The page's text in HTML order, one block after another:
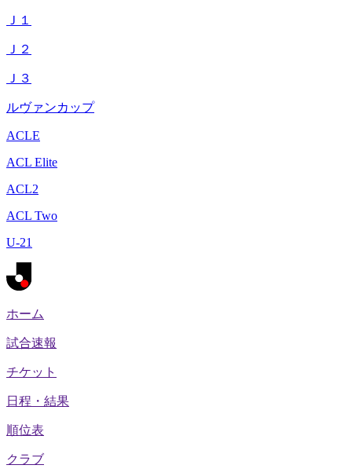
Ｊ１
Ｊ２
Ｊ３
ルヴァンカップ
ACLE
ACL Elite
ACL2
ACL Two
U-21
ホーム
試合速報
チケット
日程・結果
順位表
クラブ